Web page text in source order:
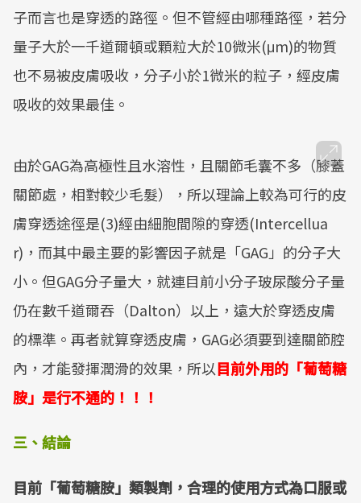
子而言也是穿透的路徑。但不管經由哪種路徑，若分
量子大於一千道爾頓或顆粒大於10微米(μm)的物質
也不易被皮膚吸收，分子小於1微米的粒子，經皮膚
吸收的效果最佳。
由於GAG為高極性且水溶性，且關節毛囊不多（膝蓋
關節處，相對較少毛髮），所以理論上較為可行的皮
膚穿透途徑是(3)經由細胞間隙的穿透(Intercellua
r)，而其中最主要的影響因子就是「GAG」的分子大
小。但GAG分子量大，就連目前小分子玻尿酸分子量
仍在數千道爾吞（Dalton）以上，遠大於穿透皮膚
的標準。再者就算穿透皮膚，GAG必須要到達關節腔
內，才能發揮潤滑的效果，所以目前外用的「葡萄糖
胺」是行不通的！！！
三、結論
目前「葡萄糖胺」類製劑，合理的使用方式為口服或